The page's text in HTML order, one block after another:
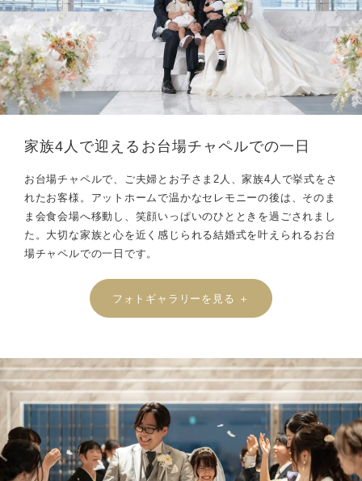
家族4人で迎えるお台場チャペルでの一日
お台場チャペルで、ご夫婦とお子さま2人、家族4人で挙式をさ
れたお客様。アットホームで温かなセレモニーの後は、そのま
ま会食会場へ移動し、笑顔いっぱいのひとときを過ごされまし
た。大切な家族と心を近く感じられる結婚式を叶えられるお台
場チャペルでの一日です。
フォトギャラリーを見る ＋